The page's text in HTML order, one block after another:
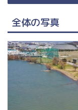
全体の写真